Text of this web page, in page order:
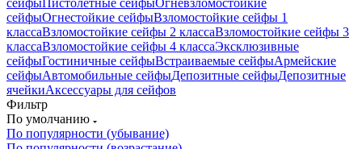
сейфыОгнестойкие сейфыВзломостойкие сейфы 1
классаВзломостойкие сейфы 2 классаВзломостойкие сейфы 3
классаВзломостойкие сейфы 4 классаЭксклюзивные
сейфыГостиничные сейфыВстраиваемые сейфыАрмейские
сейфыАвтомобильные сейфыДепозитные сейфыДепозитные
ячейкиАксессуары для сейфов
Фильтр
По умолчанию
По популярности (убывание)